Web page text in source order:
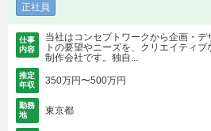
正社員
仕事
内容
当社はコンセプトワークから企画・
トの要望やニーズを、クリエイティ
制作会社です。独自...
推定
年収
350万円〜500万円
勤務
地
東京都